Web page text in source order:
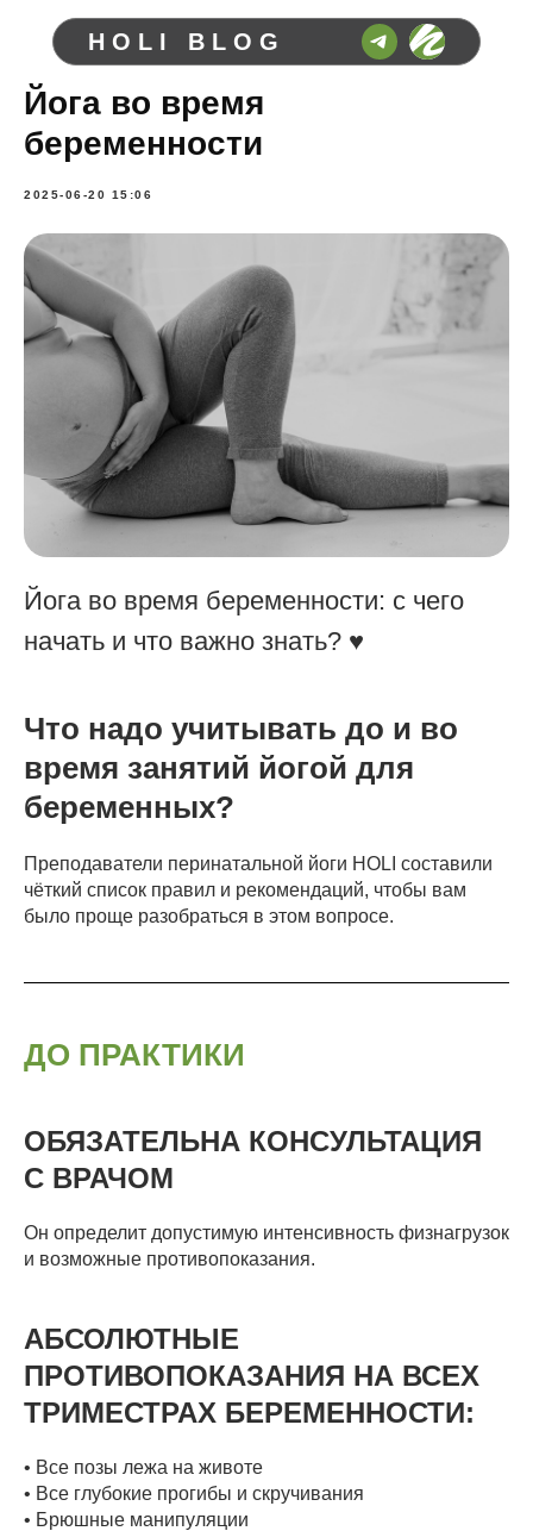
HOLI BLOG
Йога во время
беременности
2025-06-20 15:06
Йога во время беременности: с чего
начать и что важно знать? ♥️
Что надо учитывать до и во
время занятий йогой для
беременных?
Преподаватели перинатальной йоги HOLI составили
чёткий список правил и рекомендаций, чтобы вам
было проще разобраться в этом вопросе.
ДО ПРАКТИКИ
ОБЯЗАТЕЛЬНА КОНСУЛЬТАЦИЯ
С ВРАЧОМ
Он определит допустимую интенсивность физнагрузок
и возможные противопоказания.
АБСОЛЮТНЫЕ
ПРОТИВОПОКАЗАНИЯ НА ВСЕХ
ТРИМЕСТРАХ БЕРЕМЕННОСТИ:
• Все позы лежа на животе
• Все глубокие прогибы и скручивания
• Брюшные манипуляции